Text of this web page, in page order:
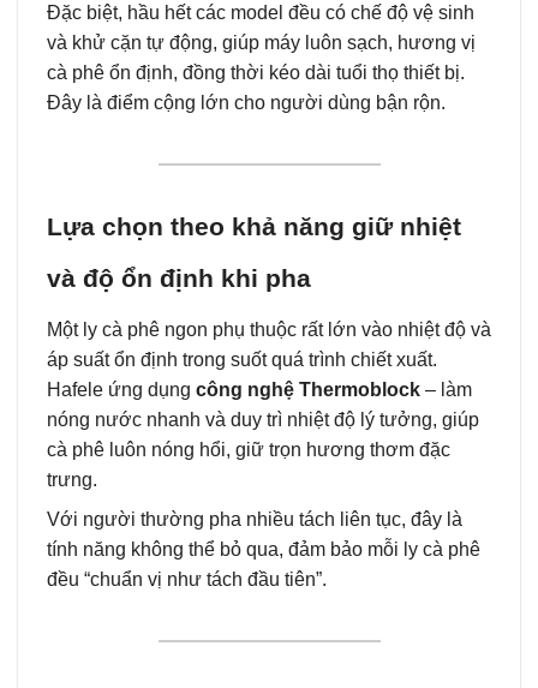
Đặc biệt, hầu hết các model đều có chế độ vệ sinh
và khử cặn tự động, giúp máy luôn sạch, hương vị
cà phê ổn định, đồng thời kéo dài tuổi thọ thiết bị.
Đây là điểm cộng lớn cho người dùng bận rộn.
Lựa chọn theo khả năng giữ nhiệt
và độ ổn định khi pha
Một ly cà phê ngon phụ thuộc rất lớn vào nhiệt độ và
áp suất ổn định trong suốt quá trình chiết xuất.
Hafele ứng dụng công nghệ Thermoblock – làm
nóng nước nhanh và duy trì nhiệt độ lý tưởng, giúp
cà phê luôn nóng hổi, giữ trọn hương thơm đặc
trưng.
Với người thường pha nhiều tách liên tục, đây là
tính năng không thể bỏ qua, đảm bảo mỗi ly cà phê
đều “chuẩn vị như tách đầu tiên”.